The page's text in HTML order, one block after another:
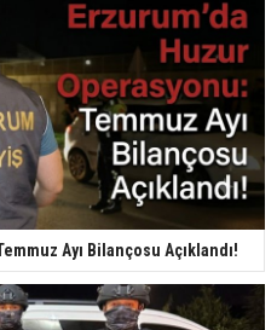
Ayı Bilançosu Açıklandı!